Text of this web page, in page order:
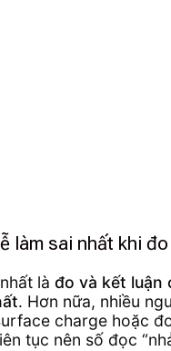
làm sai nhất khi
là đo và kết
. Hơn nữa, nhiều
charge hoặc
tục nên số đọc